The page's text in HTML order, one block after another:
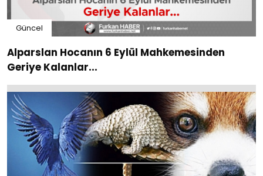
Güncel
Alparslan Hocanın 6 Eylül Mahkemesinden
Geriye Kalanlar...